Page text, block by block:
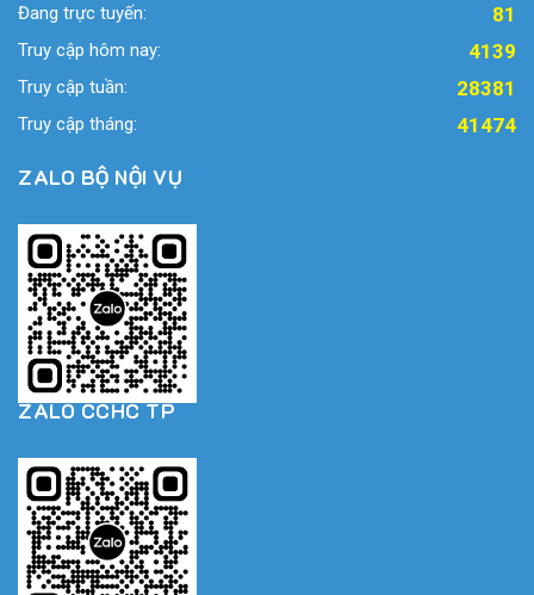
Đang trực tuyến: 81
Truy cập hôm nay: 4139
Truy cập tuần: 28381
Truy cập tháng: 41474
ZALO BỘ NỘI VỤ
ZALO CCHC TP